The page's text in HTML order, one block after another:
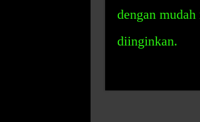
dengan
diinginkan.